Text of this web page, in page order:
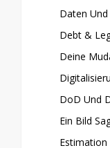
Daten
Debt &
Deine
DoD Und
Ein Bild
Estimation